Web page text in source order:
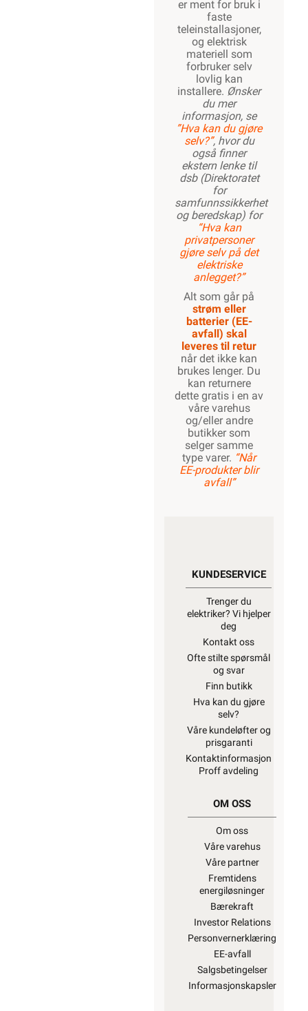
er ment for bruk i
faste
teleinstallasjoner,
og elektrisk
materiell som
forbruker selv
lovlig kan
installere. Ønsker
du mer
informasjon, se
”Hva kan du gjøre
selv?”, hvor du
også finner
ekstern lenke til
dsb (Direktoratet
for
samfunnssikkerhet
og beredskap) for
“Hva kan
privatpersoner
gjøre selv på det
elektriske
anlegget?”
Alt som går på
strøm eller
batterier (EE-
avfall) skal
leveres til retur
når det ikke kan
brukes lenger. Du
kan returnere
dette gratis i en av
våre varehus
og/eller andre
butikker som
selger samme
type varer. “Når
EE-produkter blir
avfall”
KUNDESERVICE
Trenger du
elektriker? Vi hjelper
deg
Kontakt oss
Ofte stilte spørsmål
og svar
Finn butikk
Hva kan du gjøre
selv?
Våre kundeløfter og
prisgaranti
Kontaktinformasjon
Proff avdeling
OM OSS
Om oss
Våre varehus
Våre partner
Fremtidens
energiløsninger
Bærekraft
Investor Relations
Personvernerklæring
EE-avfall
Salgsbetingelser
Informasjonskapsler